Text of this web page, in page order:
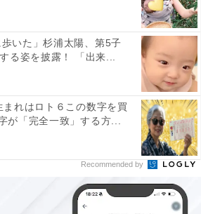
歩いた」杉浦太陽、第5子
る姿を披露！ 「出来...
まれはロト６この数字を買
が「完全一致」する方...
Recommended by